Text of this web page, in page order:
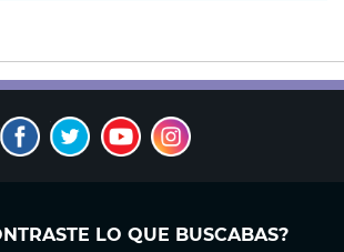
LO QUE BUSCABAS?